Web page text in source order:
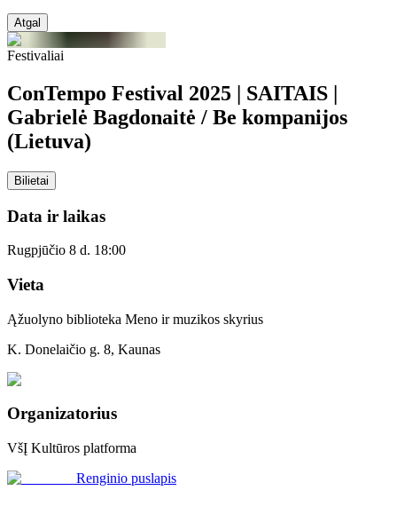
Atgal
Festivaliai
ConTempo Festival 2025 | SAITAIS |
Gabrielė Bagdonaitė / Be kompanijos
(Lietuva)
Bilietai
Data ir laikas
Rugpjūčio 8 d. 18:00
Vieta
Ąžuolyno biblioteka Meno ir muzikos skyrius
K. Donelaičio g. 8, Kaunas
Organizatorius
VšĮ Kultūros platforma
Renginio puslapis